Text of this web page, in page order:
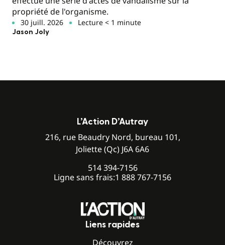
propriété de l'organisme.
30 juill. 2026 Lecture < 1 minute
Jason Joly
L’Action D’Autray
216, rue Beaudry Nord, bureau 101,
Joliette (Qc) J6A 6A6
514 394-7156
Ligne sans frais:1 888 767-7156
Liens rapides
Découvrez